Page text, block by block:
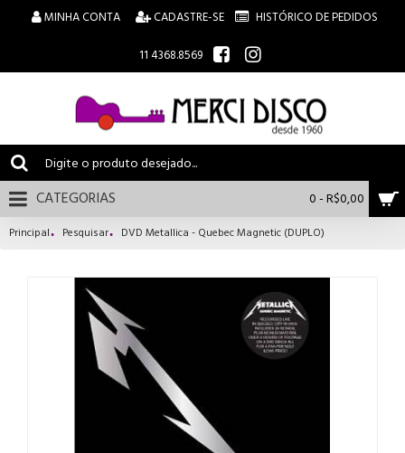
MINHA CONTA CADASTRE-SE
HISTÓRICO DE PEDIDOS
11 4368.8569
0 - R$0,00
CATEGORIAS
Principal Pesquisar DVD Metallica - Quebec Magnetic (DUPLO)